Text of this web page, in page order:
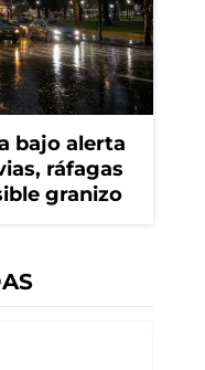
bajo alerta
ráfagas
granizo